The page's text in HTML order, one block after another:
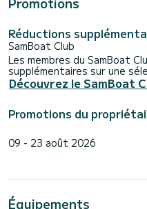
Réductions
SamBoat Club
Les membres du SamBoat
supplémentaires sur une
Découvrez le SamBoat
Promotions du
09 - 23 août 2026
Équipements